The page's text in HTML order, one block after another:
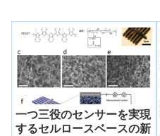
一つ三役のセンサーを実現
するセルロースベースの新